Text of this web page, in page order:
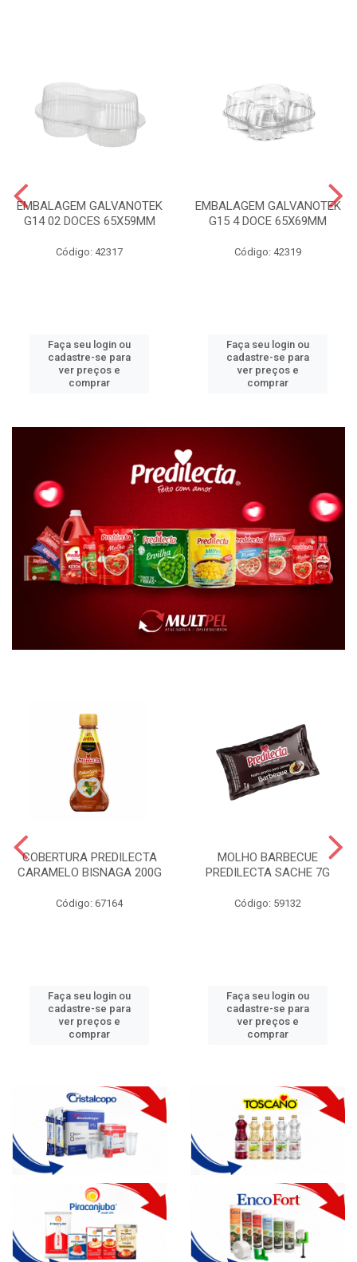
EMBALAGEM GALVANOTEK
G14 02 DOCES 65X59MM
Código: 42317
Faça seu login ou
cadastre-se para
ver preços e
comprar
EMBALAGEM GALVANOTEK
G15 4 DOCE 65X69MM
Código: 42319
Faça seu login ou
cadastre-se para
ver preços e
comprar
COBERTURA PREDILECTA
CARAMELO BISNAGA 200G
Código: 67164
Faça seu login ou
cadastre-se para
ver preços e
comprar
MOLHO BARBECUE
PREDILECTA SACHE 7G
Código: 59132
Faça seu login ou
cadastre-se para
ver preços e
comprar